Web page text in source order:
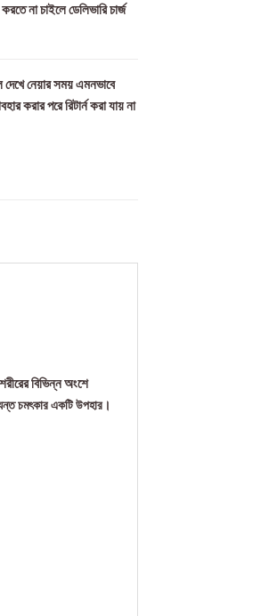
না চাইলে ডেলিভারি চার্জ
দেখে নেয়ার সময় এমনভাবে
করার পরে রিটার্ন করা যায় না
বিভিন্ন অংশে
চমৎকার একটি উপহার।